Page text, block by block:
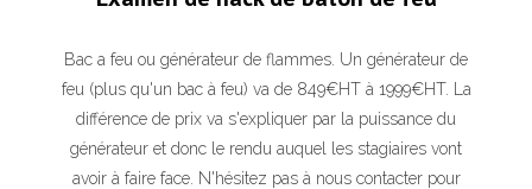
Bac a feu ou générateur de flammes. Un générateur de
feu (plus qu'un bac à feu) va de 849€HT à 1999€HT. La
différence de prix va s'expliquer par la puissance du
générateur et donc le rendu auquel les stagiaires vont
avoir à faire face. N'hésitez pas à nous contacter pour